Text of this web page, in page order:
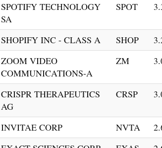
SPOTIFY TECHNOLOGY
SA
SPOT
SHOPIFY INC - CLASS A SHOP
ZOOM VIDEO
COMMUNICATIONS-A
ZM
CRISPR THERAPEUTICS
AG
CRSP
INVITAE CORP NVTA